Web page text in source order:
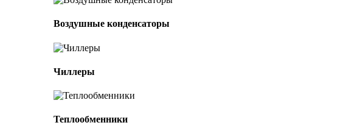
Воздушные конденсаторы
Чиллеры
Теплообменники